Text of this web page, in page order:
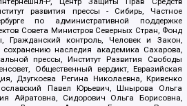
развития прессы - Сибирь, Частное
по административной поддержке
Совета Министров Северных Стран, Фонд
Гражданский контроль, Человек и Закон,
наследия академика Сахарова,
прессы, Институт Развития Свободы
Общественный вердикт, Евразийская
Дзугкоева Регина Николаевна, Кривенко
Павел Юрьевич, Шнырова Ольга
Айратовна, Сидорович Ольга Борисовна,